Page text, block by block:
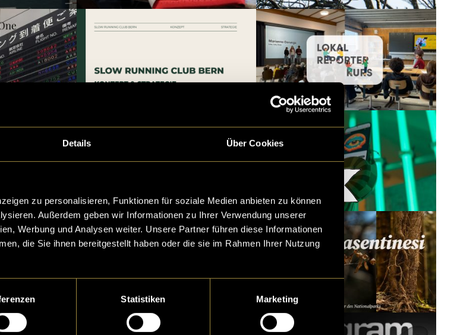
Details Über Cookies
zu personalisieren, Funktionen für soziale Medien anbieten zu können
Außerdem geben wir Informationen zu Ihrer Verwendung unserer
Werbung und Analysen weiter. Unsere Partner führen diese Informationen
die Sie ihnen bereitgestellt haben oder die sie im Rahmen Ihrer Nutzung
Statistiken Marketing